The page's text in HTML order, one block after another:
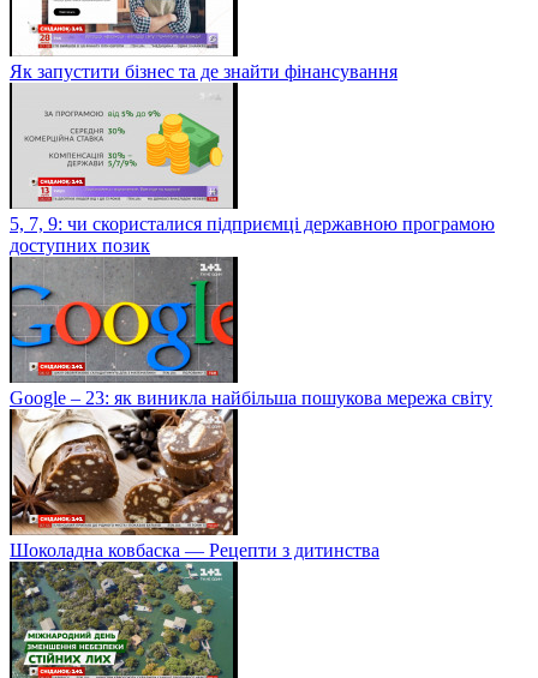
Як запустити бізнес та де знайти фінансування
5, 7, 9: чи скористалися підприємці державною програмою
доступних позик
Google – 23: як виникла найбільша пошукова мережа світу
Шоколадна ковбаска — Рецепти з дитинства